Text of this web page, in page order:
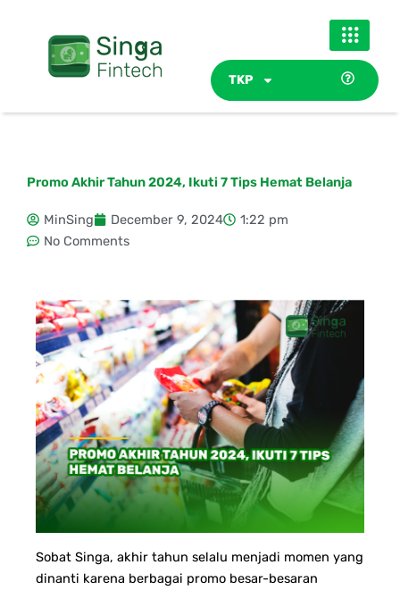
TKP
Promo Akhir Tahun 2024, Ikuti 7 Tips Hemat Belanja
MinSing December 9, 2024
1:22 pm
No Comments
Sobat Singa, akhir tahun selalu menjadi momen yang
dinanti karena berbagai promo besar-besaran